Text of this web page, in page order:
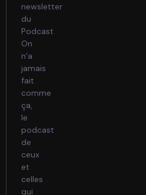
newsletter
du
Podcast
On
n’a
jamais
fait
comme
ça,
le
podcast
de
ceux
et
celles
qui